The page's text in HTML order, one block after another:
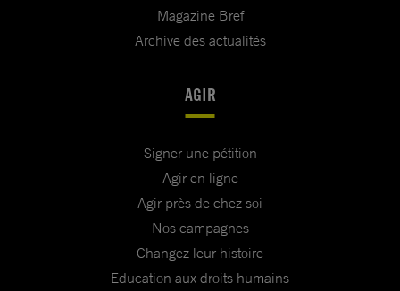
Magazine Bref
Archive des actualités
AGIR
Signer une pétition
Agir en ligne
Agir près de chez soi
Nos campagnes
Changez leur histoire
Education aux droits humains